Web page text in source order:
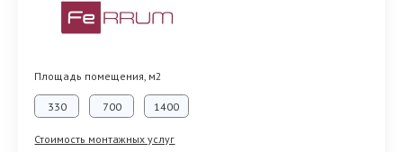
Площадь помещения, м2
330 700 1400
Стоимость монтажных услуг